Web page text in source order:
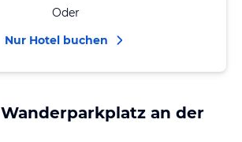
Oder
Nur Hotel buchen
an der